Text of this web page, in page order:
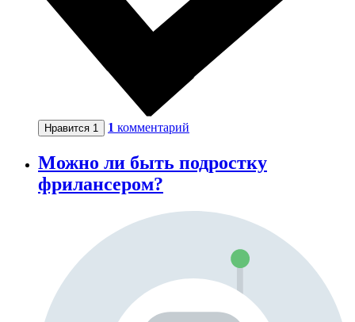
Нравится 1 1 комментарий
Можно ли быть подростку
фрилансером?